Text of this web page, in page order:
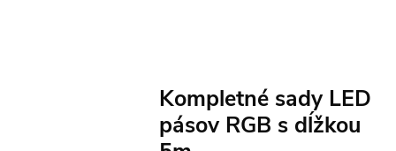
Kompletné sady LED
pásov RGB s dĺžkou